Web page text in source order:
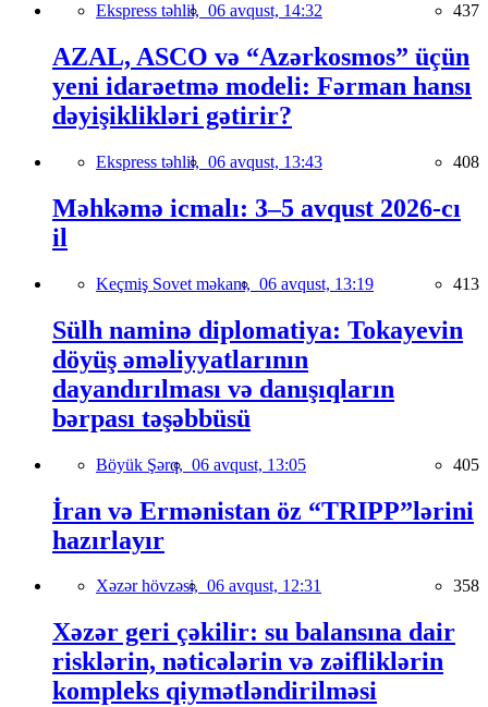
Ekspress təhlil, 06 avqust, 14:32 437
AZAL, ASCO və “Azərkosmos” üçün
yeni idarəetmə modeli: Fərman hansı
dəyişiklikləri gətirir?
Ekspress təhlil, 06 avqust, 13:43 408
Məhkəmə icmalı: 3–5 avqust 2026-cı
il
Keçmiş Sovet məkanı, 06 avqust, 13:19 413
Sülh naminə diplomatiya: Tokayevin
döyüş əməliyyatlarının
dayandırılması və danışıqların
bərpası təşəbbüsü
Böyük Şərq, 06 avqust, 13:05 405
İran və Ermənistan öz “TRIPP”lərini
hazırlayır
Xəzər hövzəsi, 06 avqust, 12:31 358
Xəzər geri çəkilir: su balansına dair
risklərin, nəticələrin və zəifliklərin
kompleks qiymətləndirilməsi